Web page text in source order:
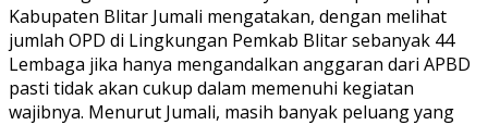
Kabupaten Blitar Jumali mengatakan, dengan melihat
jumlah OPD di Lingkungan Pemkab Blitar sebanyak 44
Lembaga jika hanya mengandalkan anggaran dari APBD
pasti tidak akan cukup dalam memenuhi kegiatan
wajibnya. Menurut Jumali, masih banyak peluang yang